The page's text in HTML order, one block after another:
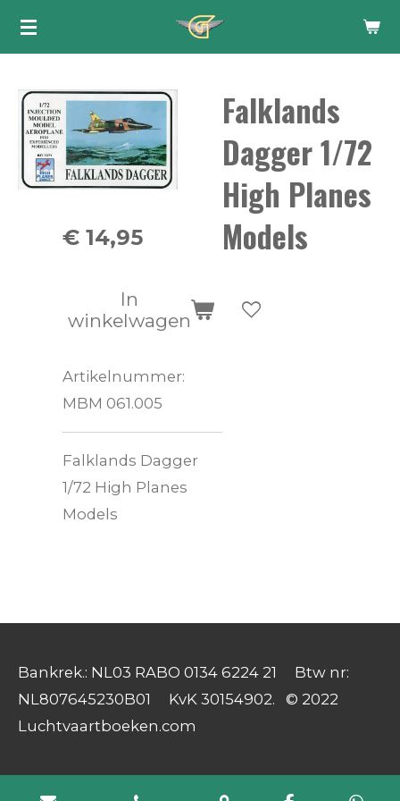
Ga
de
hoofdinhoud
Falklands
Dagger 1/72
High Planes
Models
€ 14,95
In
winkelwagen
Artikelnummer:
MBM 061.005
Falklands Dagger
1/72 High Planes
Models
Bankrek.: NL03 RABO 0134 6224 21 Btw nr:
NL807645230B01 KvK 30154902. © 2022
Luchtvaartboeken.com